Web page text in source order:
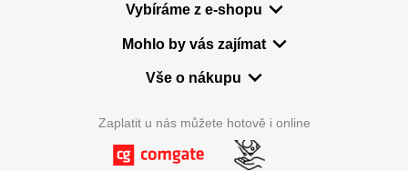
Vybíráme z e-shopu
Mohlo by vás zajímat
Vše o nákupu
Zaplatit u nás můžete hotově i online